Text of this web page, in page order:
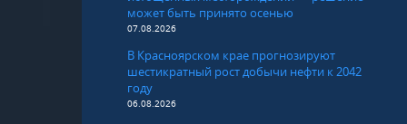
может быть принято осенью
07.08.2026
В Красноярском крае прогнозируют
шестикратный рост добычи нефти к 2042
году
06.08.2026